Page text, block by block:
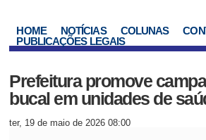
HOME NOTÍCIAS COLUNAS
PUBLICAÇÕES LEGAIS
Prefeitura promove
bucal em unidades de
ter, 19 de maio de 2026 08:00